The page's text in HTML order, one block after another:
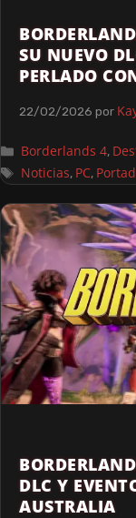
SU NUEVO
PERLADO
22/02/2026 por
Borderlands 4,
Noticias, PC,
DLC Y
AUSTRALIA